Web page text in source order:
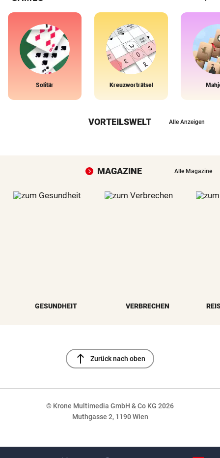
Solitär Kreuzworträtsel
VORTEILSWELT Alle Anzeigen
MAGAZINE Alle Magazine
GESUNDHEIT VERBRECHEN
north Zurück nach oben
© Krone Multimedia GmbH & Co KG 2026
Muthgasse 2, 1190 Wien
NaN%